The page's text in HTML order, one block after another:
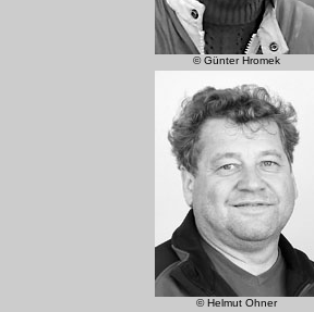
© Günter Hromek
© Helmut Ohner